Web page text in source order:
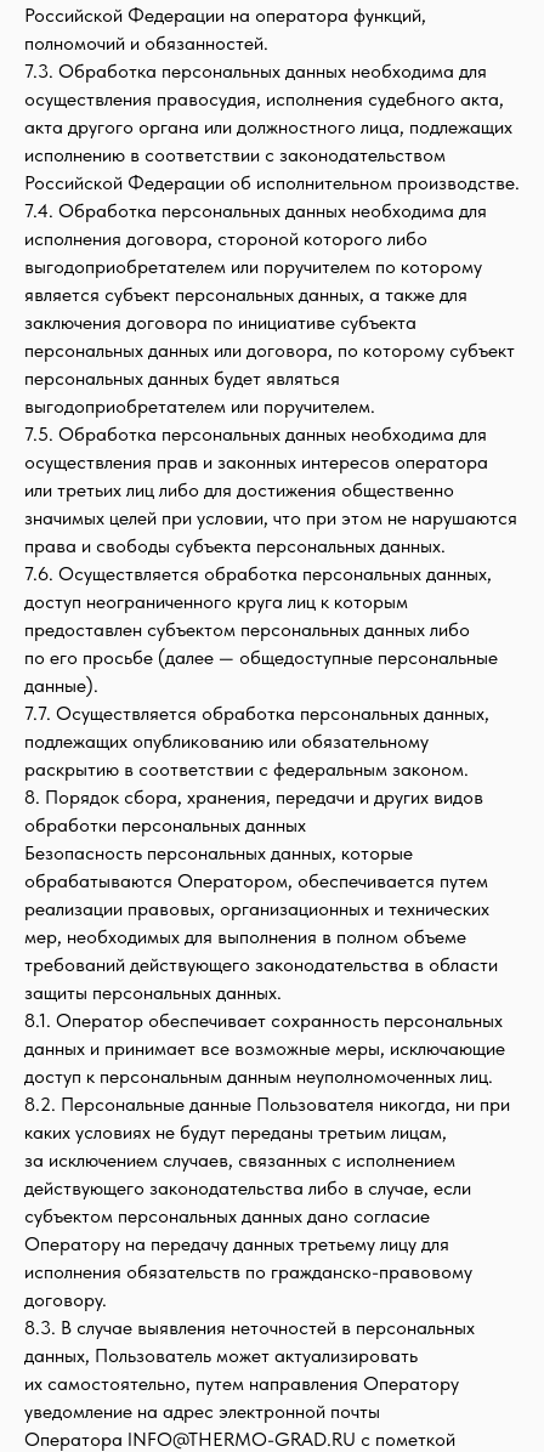
Российской Федерации на оператора функций,
полномочий и обязанностей.
7.3. Обработка персональных данных необходима для
осуществления правосудия, исполнения судебного акта,
акта другого органа или должностного лица, подлежащих
исполнению в соответствии с законодательством
Российской Федерации об исполнительном производстве.
7.4. Обработка персональных данных необходима для
исполнения договора, стороной которого либо
выгодоприобретателем или поручителем по которому
является субъект персональных данных, а также для
заключения договора по инициативе субъекта
персональных данных или договора, по которому субъект
персональных данных будет являться
выгодоприобретателем или поручителем.
7.5. Обработка персональных данных необходима для
осуществления прав и законных интересов оператора
или третьих лиц либо для достижения общественно
значимых целей при условии, что при этом не нарушаются
права и свободы субъекта персональных данных.
7.6. Осуществляется обработка персональных данных,
доступ неограниченного круга лиц к которым
предоставлен субъектом персональных данных либо
по его просьбе (далее — общедоступные персональные
данные).
7.7. Осуществляется обработка персональных данных,
подлежащих опубликованию или обязательному
раскрытию в соответствии с федеральным законом.
8. Порядок сбора, хранения, передачи и других видов
обработки персональных данных
Безопасность персональных данных, которые
обрабатываются Оператором, обеспечивается путем
реализации правовых, организационных и технических
мер, необходимых для выполнения в полном объеме
требований действующего законодательства в области
защиты персональных данных.
8.1. Оператор обеспечивает сохранность персональных
данных и принимает все возможные меры, исключающие
доступ к персональным данным неуполномоченных лиц.
8.2. Персональные данные Пользователя никогда, ни при
каких условиях не будут переданы третьим лицам,
за исключением случаев, связанных с исполнением
действующего законодательства либо в случае, если
субъектом персональных данных дано согласие
Оператору на передачу данных третьему лицу для
исполнения обязательств по гражданско-правовому
договору.
8.3. В случае выявления неточностей в персональных
данных, Пользователь может актуализировать
их самостоятельно, путем направления Оператору
уведомление на адрес электронной почты
Оператора INFO@THERMO-GRAD.RU с пометкой